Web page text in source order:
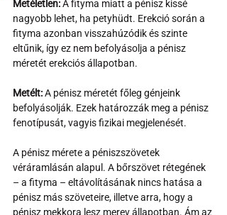
Metéletlen: A fityma miatt a pénisz kissé
nagyobb lehet, ha petyhüdt. Erekció során a
fityma azonban visszahúzódik és szinte
eltűnik, így ez nem befolyásolja a pénisz
méretét erekciós állapotban.
Metélt: A pénisz méretét főleg génjeink
befolyásolják. Ezek határozzák meg a pénisz
fenotípusát, vagyis fizikai megjelenését.
A pénisz mérete a péniszszövetek
véráramlásán alapul. A bőrszövet rétegének
– a fityma – eltávolításának nincs hatása a
pénisz más szöveteire, illetve arra, hogy a
pénisz mekkora lesz merev állapotban. Ám az